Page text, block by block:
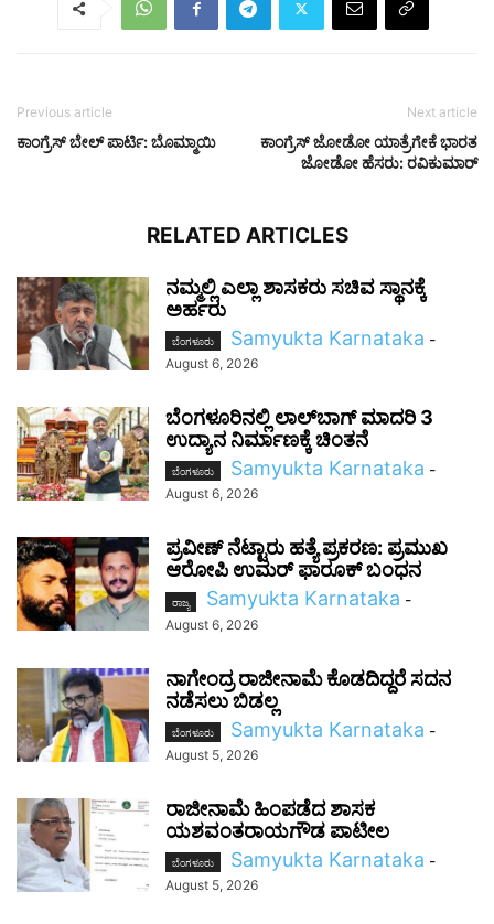
Previous article
ಕಾಂಗ್ರೆಸ್‌ ಬೇಲ್ ಪಾರ್ಟಿ: ಬೊಮ್ಮಾಯಿ
Next article
ಕಾಂಗ್ರೆಸ್ ಜೋಡೋ ಯಾತ್ರೆಗೇಕೆ ಭಾರತ
ಜೋಡೋ ಹೆಸರು: ರವಿಕುಮಾರ್
RELATED ARTICLES
ನಮ್ಮಲ್ಲಿ ಎಲ್ಲಾ ಶಾಸಕರು ಸಚಿವ ಸ್ಥಾನಕ್ಕೆ
ಅರ್ಹರು
ಬೆಂಗಳೂರು Samyukta Karnataka -
August 6, 2026
ಬೆಂಗಳೂರಿನಲ್ಲಿ ಲಾಲ್‌ಬಾಗ್ ಮಾದರಿ 3
ಉದ್ಯಾನ ನಿರ್ಮಾಣಕ್ಕೆ ಚಿಂತನೆ
ಬೆಂಗಳೂರು Samyukta Karnataka -
August 6, 2026
ಪ್ರವೀಣ್ ನೆಟ್ಟಾರು ಹತ್ಯೆ ಪ್ರಕರಣ: ಪ್ರಮುಖ
ಆರೋಪಿ ಉಮರ್ ಫಾರೂಕ್ ಬಂಧನ
ರಾಜ್ಯ Samyukta Karnataka -
August 6, 2026
ನಾಗೇಂದ್ರ ರಾಜೀನಾಮೆ ಕೊಡದಿದ್ದರೆ ಸದನ
ನಡೆಸಲು ಬಿಡಲ್ಲ
ಬೆಂಗಳೂರು Samyukta Karnataka -
August 5, 2026
ರಾಜೀನಾಮೆ ಹಿಂಪಡೆದ ಶಾಸಕ
ಯಶವಂತರಾಯಗೌಡ ಪಾಟೀಲ
ಬೆಂಗಳೂರು Samyukta Karnataka -
August 5, 2026